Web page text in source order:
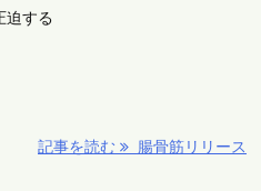
迫する
記事を読む 腸骨筋リリース